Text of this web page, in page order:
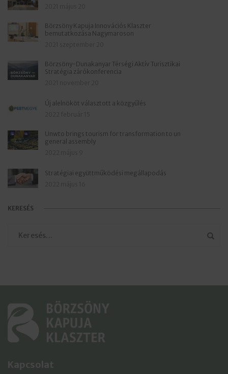
Börzsöny Kapuja Innovációs Klaszter
bemutatkozása Nagymaroson
Börzsöny-Dunakanyar Térségi Aktív Turisztikai
Stratégia zárókonferencia
Új alelnököt választott a közgyűlés
Unwto brings tourism for transformation to un
general assembly
Stratégiai együttműködési megállapodás
KERESÉS